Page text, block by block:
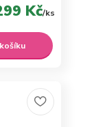
Kč/ks